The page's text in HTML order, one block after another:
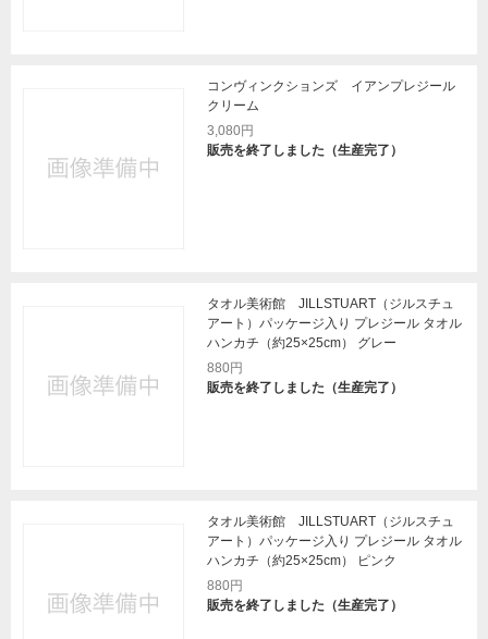
コンヴィンクションズ イアンプレジール
クリーム
3,080円
販売を終了しました（生産完了）
タオル美術館 JILLSTUART（ジルスチュ
アート）パッケージ入り プレジール タオル
ハンカチ（約25×25cm） グレー
880円
販売を終了しました（生産完了）
タオル美術館 JILLSTUART（ジルスチュ
アート）パッケージ入り プレジール タオル
ハンカチ（約25×25cm） ピンク
880円
販売を終了しました（生産完了）